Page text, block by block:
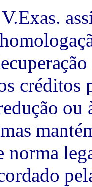
créditos
norma